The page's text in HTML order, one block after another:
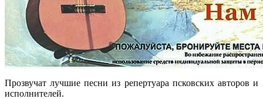
Прозвучат лучшие песни из репертуара псковских авторов и
исполнителей.